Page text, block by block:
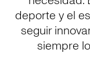
deporte y el
seguir
siempre